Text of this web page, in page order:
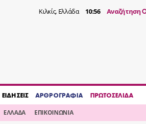
Κιλκίς, Ελλάδα 10:56 Αναζήτηση
ΕΙΔΗΣΕΙΣ ΑΡΘΡΟΓΡΑΦΙΑ ΠΡΩΤΟΣΕΛΙΔΑ
ΕΛΛΑΔΑ ΕΠΙΚΟΙΝΩΝΙΑ